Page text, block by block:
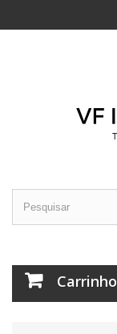
Carrinho